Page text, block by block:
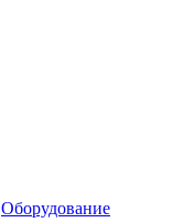
Оборудование